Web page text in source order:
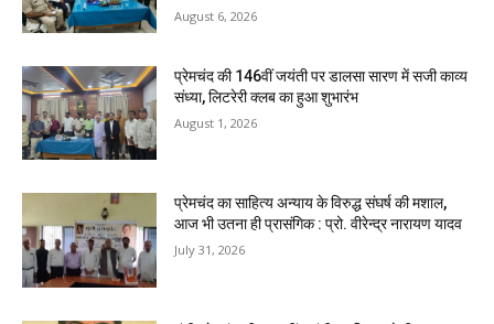
August 6, 2026
प्रेमचंद की 146वीं जयंती पर डालसा सारण में सजी काव्य
संध्या, लिटरेरी क्लब का हुआ शुभारंभ
August 1, 2026
प्रेमचंद का साहित्य अन्याय के विरुद्ध संघर्ष की मशाल,
आज भी उतना ही प्रासंगिक : प्रो. वीरेन्द्र नारायण यादव
July 31, 2026